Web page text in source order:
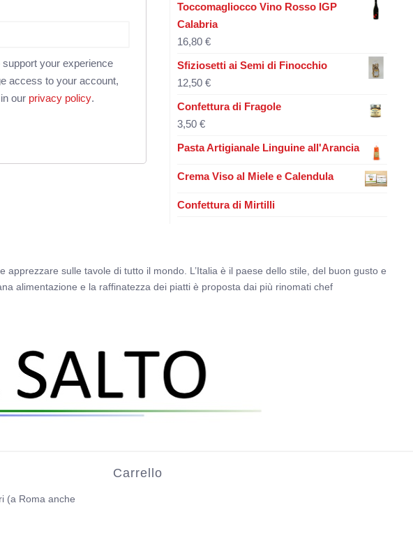
your experience
access to your account,
our privacy policy.
Toccomagliocco Vino Rosso IGP
Calabria
16,80 €
Sfiziosetti ai Semi di Finocchio
12,50 €
Confettura di Fragole
3,50 €
Pasta Artigianale Linguine all'Arancia
Crema Viso al Miele e Calendula
Confettura di Mirtilli
sulle tavole di tutto il mondo. L’Italia è il paese dello stile, del buon gusto e
alimentazione e la raffinatezza dei piatti è proposta dai più rinomati chef
(a Roma anche
Carrello